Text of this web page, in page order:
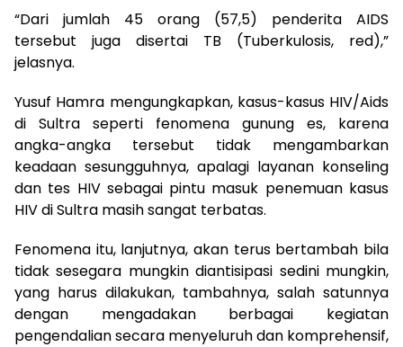
“Dari jumlah 45 orang (57,5) penderita AIDS
tersebut juga disertai TB (Tuberkulosis, red),”
jelasnya.
Yusuf Hamra mengungkapkan, kasus-kasus HIV/Aids
di Sultra seperti fenomena gunung es, karena
angka-angka tersebut tidak mengambarkan
keadaan sesungguhnya, apalagi layanan konseling
dan tes HIV sebagai pintu masuk penemuan kasus
HIV di Sultra masih sangat terbatas.
Fenomena itu, lanjutnya, akan terus bertambah bila
tidak sesegara mungkin diantisipasi sedini mungkin,
yang harus dilakukan, tambahnya, salah satunnya
dengan mengadakan berbagai kegiatan
pengendalian secara menyeluruh dan komprehensif,